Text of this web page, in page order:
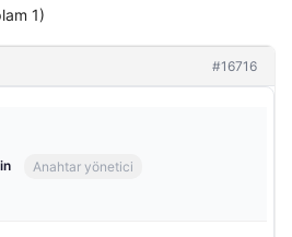
1)
#16716
Anahtar yönetici